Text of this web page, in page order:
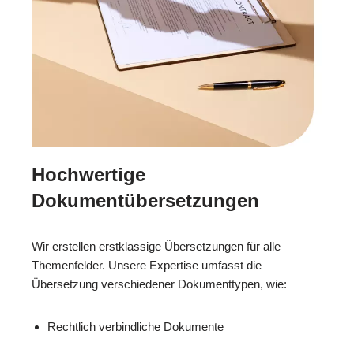
Hochwertige
Dokumentübersetzungen
Wir erstellen erstklassige Übersetzungen für alle
Themenfelder. Unsere Expertise umfasst die
Übersetzung verschiedener Dokumenttypen, wie:
Rechtlich verbindliche Dokumente